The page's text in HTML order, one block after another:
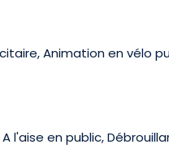
Animation en vélo
l'aise en public,